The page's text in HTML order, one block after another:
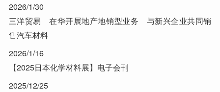
2026/1/30
三洋贸易 在华开展地产地销型业务 与新兴企业共同销
售汽车材料
2026/1/16
【2025日本化学材料展】电子会刊
2025/12/25